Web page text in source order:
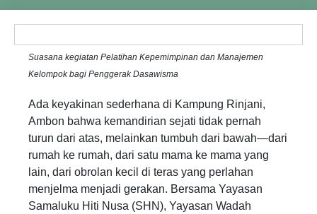
Suasana kegiatan Pelatihan Kepemimpinan dan Manajemen
Kelompok bagi Penggerak Dasawisma
Ada keyakinan sederhana di Kampung Rinjani,
Ambon bahwa kemandirian sejati tidak pernah
turun dari atas, melainkan tumbuh dari bawah—dari
rumah ke rumah, dari satu mama ke mama yang
lain, dari obrolan kecil di teras yang perlahan
menjelma menjadi gerakan. Bersama Yayasan
Samaluku Hiti Nusa (SHN), Yayasan Wadah